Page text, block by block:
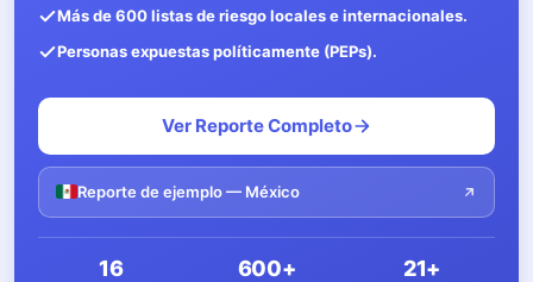
Más de 600 listas de riesgo locales e internacionales.
Personas expuestas políticamente (PEPs).
Ver Reporte Completo
Reporte de ejemplo — México
16 600+ 21+